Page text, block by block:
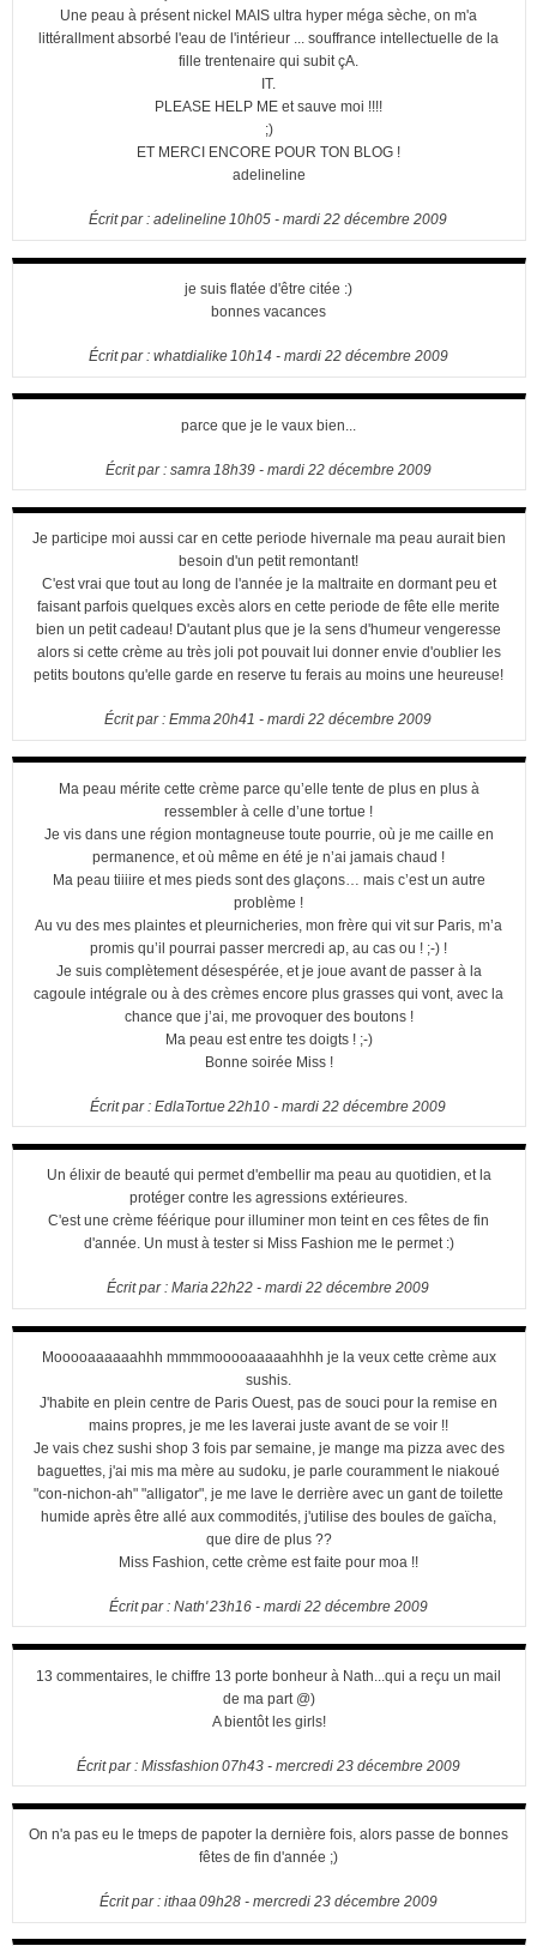
Une peau à présent nickel MAIS ultra hyper méga sèche, on m'a
littérallment absorbé l'eau de l'intérieur ... souffrance intellectuelle de la
fille trentenaire qui subit çA.
IT.
PLEASE HELP ME et sauve moi !!!!
;)
ET MERCI ENCORE POUR TON BLOG !
adelineline
Écrit par :adelineline10h05 -mardi 22 décembre 2009
je suis flatée d'être citée :)
bonnes vacances
Écrit par : whatdialike10h14 - mardi 22 décembre 2009
parce que je le vaux bien...
Écrit par : samra 18h39- mardi 22 décembre 2009
Je participe moi aussi car en cette periode hivernale ma peau aurait bien
besoin d'un petit remontant!
C'est vrai que tout au long de l'année je la maltraite en dormant peu et
faisant parfois quelques excès alors en cette periode de fête elle merite
bien un petit cadeau! D'autant plus que je la sens d'humeur vengeresse
alors si cette crème au très joli pot pouvait lui donner envie d'oublier les
petits boutons qu'elle garde en reserve tu ferais au moins une heureuse!
Écrit par :Emma20h41 -mardi 22 décembre 2009
Ma peau mérite cette crème parce qu’elle tente de plus en plus à
ressembler à celle d’une tortue !
Je vis dans une région montagneuse toute pourrie, où je me caille en
permanence, et où même en été je n’ai jamais chaud !
Ma peau tiiiire et mes pieds sont des glaçons… mais c’est un autre
problème !
Au vu des mes plaintes et pleurnicheries, mon frère qui vit sur Paris, m’a
promis qu’il pourrai passer mercredi ap, au cas ou ! ;-) !
Je suis complètement désespérée, et je joue avant de passer à la
cagoule intégrale ou à des crèmes encore plus grasses qui vont, avec la
chance que j’ai, me provoquer des boutons !
Ma peau est entre tes doigts ! ;-)
Bonne soirée Miss !
Écrit par :EdlaTortue22h10 -mardi 22 décembre 2009
Un élixir de beauté qui permet d'embellir ma peau au quotidien, et la
protéger contre les agressions extérieures.
C'est une crème féérique pour illuminer mon teint en ces fêtes de fin
d'année. Un must à tester si Miss Fashion me le permet :)
Écrit par :Maria22h22 -mardi 22 décembre 2009
Mooooaaaaaahhh mmmmooooaaaaahhhh je la veux cette crème aux
sushis.
J'habite en plein centre de Paris Ouest, pas de souci pour la remise en
mains propres, je me les laverai juste avant de se voir !!
Je vais chez sushi shop 3 fois par semaine, je mange ma pizza avec des
baguettes, j'ai mis ma mère au sudoku, je parle couramment le niakoué
"con-nichon-ah" "alligator", je me lave le derrière avec un gant de toilette
humide après être allé aux commodités, j'utilise des boules de gaïcha,
que dire de plus ??
Miss Fashion, cette crème est faite pour moa !!
Écrit par : Nath'23h16- mardi 22 décembre 2009
13 commentaires, le chiffre 13 porte bonheur à Nath...qui a reçu un mail
de ma part @)
A bientôt les girls!
Écrit par : Missfashion 07h43- mercredi 23 décembre 2009
On n'a pas eu le tmeps de papoter la dernière fois, alors passe de bonnes
fêtes de fin d'année ;)
Écrit par : ithaa09h28- mercredi 23 décembre 2009